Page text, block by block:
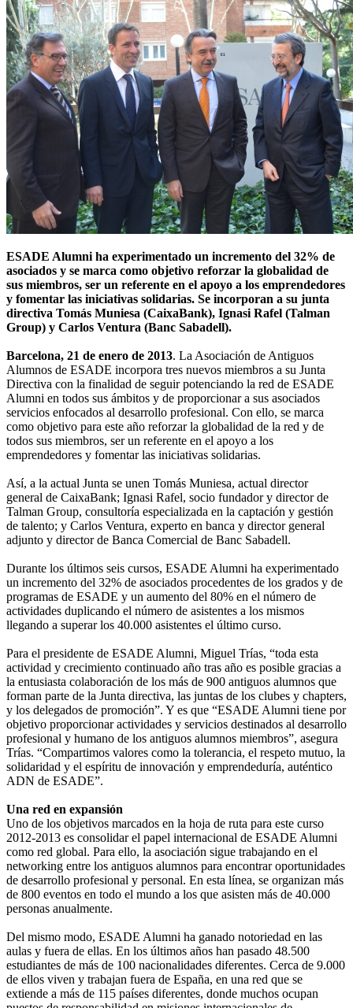
ESADE Alumni ha experimentado un incremento del 32% de
asociados y se marca como objetivo reforzar la globalidad de
sus miembros, ser un referente en el apoyo a los emprendedores
y fomentar las iniciativas solidarias. Se incorporan a su junta
directiva Tomás Muniesa (CaixaBank), Ignasi Rafel (Talman
Group) y Carlos Ventura (Banc Sabadell).
Barcelona, 21 de enero de 2013. La Asociación de Antiguos
Alumnos de ESADE incorpora tres nuevos miembros a su Junta
Directiva con la finalidad de seguir potenciando la red de ESADE
Alumni en todos sus ámbitos y de proporcionar a sus asociados
servicios enfocados al desarrollo profesional. Con ello, se marca
como objetivo para este año reforzar la globalidad de la red y de
todos sus miembros, ser un referente en el apoyo a los
emprendedores y fomentar las iniciativas solidarias.
Así, a la actual Junta se unen Tomás Muniesa, actual director
general de CaixaBank; Ignasi Rafel, socio fundador y director de
Talman Group, consultoría especializada en la captación y gestión
de talento; y Carlos Ventura, experto en banca y director general
adjunto y director de Banca Comercial de Banc Sabadell.
Durante los últimos seis cursos, ESADE Alumni ha experimentado
un incremento del 32% de asociados procedentes de los grados y de
programas de ESADE y un aumento del 80% en el número de
actividades duplicando el número de asistentes a los mismos
llegando a superar los 40.000 asistentes el último curso.
Para el presidente de ESADE Alumni, Miguel Trías, “toda esta
actividad y crecimiento continuado año tras año es posible gracias a
la entusiasta colaboración de los más de 900 antiguos alumnos que
forman parte de la Junta directiva, las juntas de los clubes y chapters,
y los delegados de promoción”. Y es que “ESADE Alumni tiene por
objetivo proporcionar actividades y servicios destinados al desarrollo
profesional y humano de los antiguos alumnos miembros”, asegura
Trías. “Compartimos valores como la tolerancia, el respeto mutuo, la
solidaridad y el espíritu de innovación y emprendeduría, auténtico
ADN de ESADE”.
Una red en expansión
Uno de los objetivos marcados en la hoja de ruta para este curso
2012-2013 es consolidar el papel internacional de ESADE Alumni
como red global. Para ello, la asociación sigue trabajando en el
networking entre los antiguos alumnos para encontrar oportunidades
de desarrollo profesional y personal. En esta línea, se organizan más
de 800 eventos en todo el mundo a los que asisten más de 40.000
personas anualmente.
Del mismo modo, ESADE Alumni ha ganado notoriedad en las
aulas y fuera de ellas. En los últimos años han pasado 48.500
estudiantes de más de 100 nacionalidades diferentes. Cerca de 9.000
de ellos viven y trabajan fuera de España, en una red que se
extiende a más de 115 países diferentes, donde muchos ocupan